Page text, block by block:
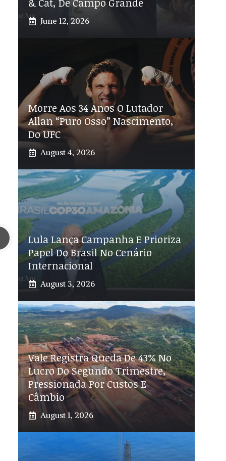
June 12, 2026
Morre Aos 34 Anos O Lutador
Allan “Puro Osso” Nascimento,
Do UFC
August 4, 2026
Lula Lança Campanha E Prioriza
Papel Do Brasil No Cenário
Internacional
August 3, 2026
Vale Registra Queda De 43% No
Lucro Do Segundo Trimestre,
Pressionada Por Custos E
Câmbio
August 1, 2026